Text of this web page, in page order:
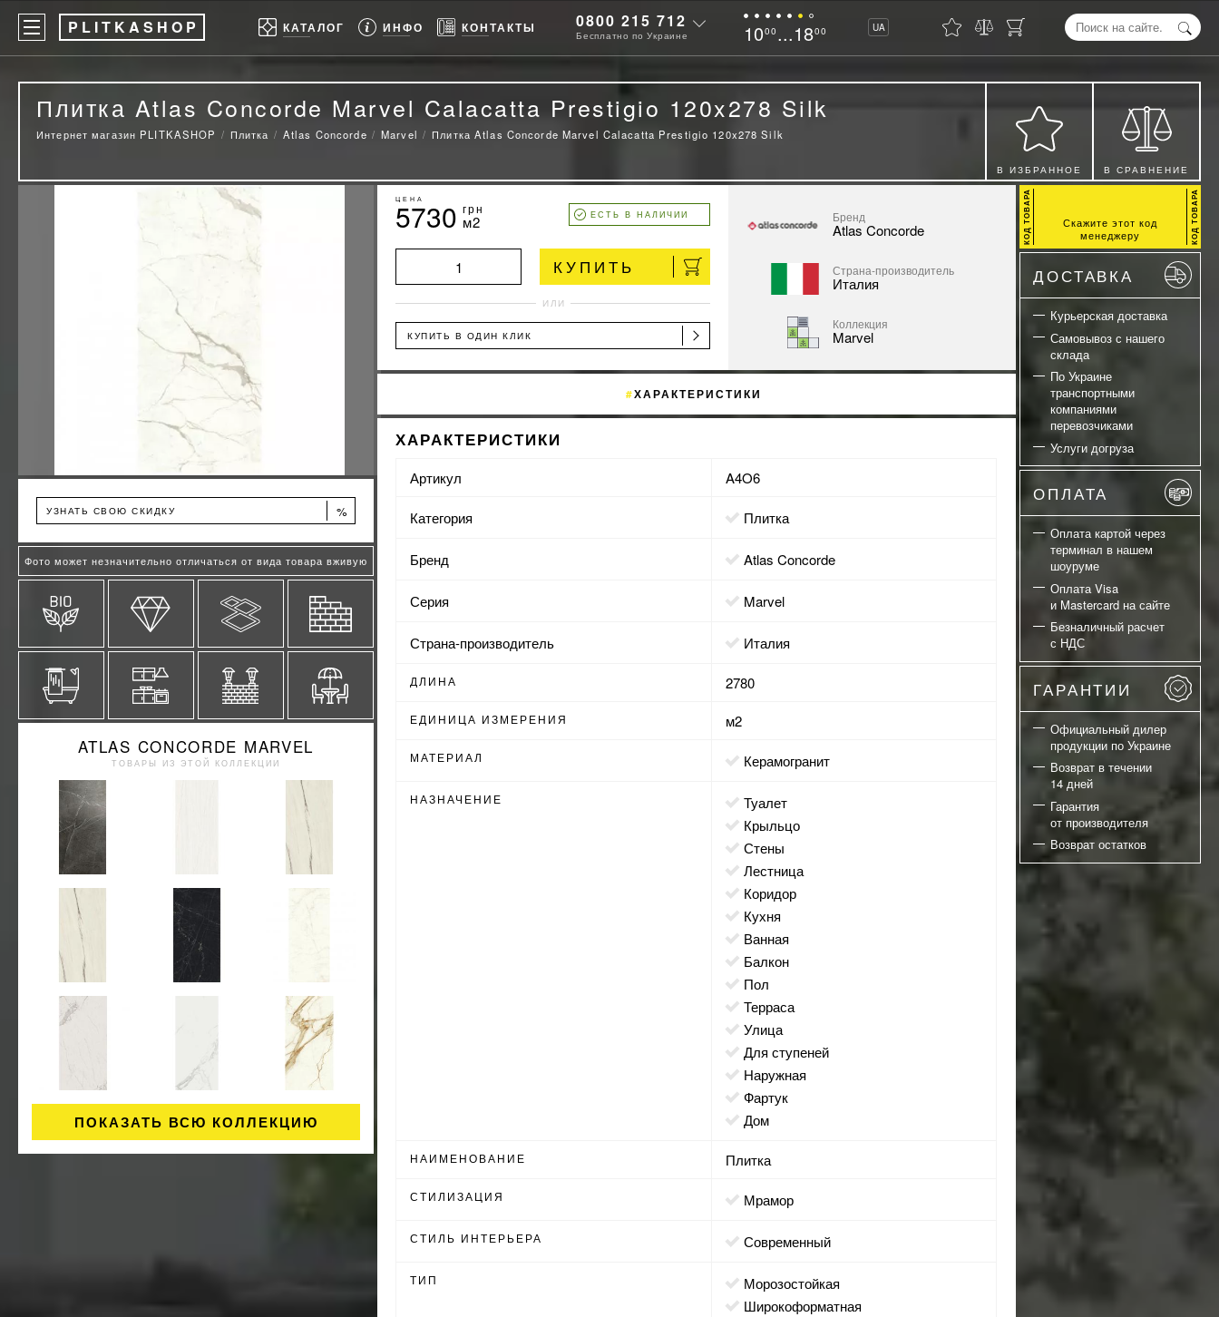
P LITKASHOP КАТАЛОГ ИНФО КОНТАКТЫ 0800 215 712
Бесплатно по Украине 1000 ...1800 UA
Плитка Atlas Concorde Marvel Calacatta Prestigio 120x278 Silk
Интернет магазин PLITKASHOP Плитка Atlas Concorde Marvel Плитка Atlas Concorde Marvel Calacatta Prestigio 120x278 Silk
В ИЗБРАННОЕ В СРАВНЕНИЕ
УЗНАТЬ СВОЮ СКИДКУ %
Фото может незначительно отличаться от вида товара вживую
ATLAS CONCORDE MARVEL
ТОВАРЫ ИЗ ЭТОЙ КОЛЛЕКЦИИ
ПОКАЗАТЬ ВСЮ КОЛЛЕКЦИЮ
ЦЕНА
5730 грн
м2 ЕСТЬ В НАЛИЧИИ
КУПИТЬ
ИЛИ
КУПИТЬ В ОДИН КЛИК
Бренд
Atlas Concorde
Страна-производитель
Италия
Коллекция
Marvel
ХАРАКТЕРИСТИКИ
ХАРАКТЕРИСТИКИ
Артикул A4O6
Категория Плитка
Бренд Atlas Concorde
Серия Marvel
Страна-производитель Италия
ДЛИНА 2780
ЕДИНИЦА ИЗМЕРЕНИЯ м2
МАТЕРИАЛ Керамогранит
НАЗНАЧЕНИЕ
туалет
крыльцо
стены
лестница
коридор
кухня
ванная
балкон
пол
терраса
улица
для ступеней
наружная
фартук
дом
НАИМЕНОВАНИЕ Плитка
СТИЛИЗАЦИЯ мрамор
СТИЛЬ ИНТЕРЬЕРА современный
ТИП
морозостойкая
широкоформатная
Скажите этот код
менеджеру
ДОСТАВКА
Курьерская доставка
Самовывоз с нашего
склада
По Украине
транспортными
компаниями
перевозчиками
Услуги догруза
ОПЛАТА
Оплата картой через
терминал в нашем
шоуруме
Оплата Visa
и Mastercard на сайте
Безналичный расчет
с НДС
ГАРАНТИИ
Официальный дилер
продукции по Украине
Возврат в течении
14 дней
Гарантия
от производителя
Возврат остатков